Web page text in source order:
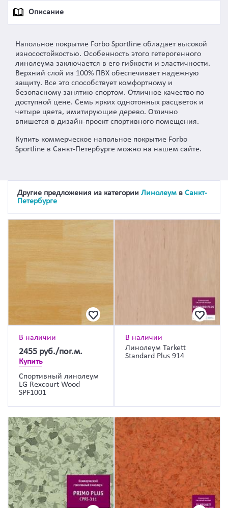
Описание
Напольное покрытие Forbo Sportline обладает высокой
износостойкостью. Особенность этого гетерогенного
линолеума заключается в его гибкости и эластичности.
Верхний слой из 100% ПВХ обеспечивает надежную
защиту. Все это способствует комфортному и
безопасному занятию спортом. Отличное качество по
доступной цене. Семь ярких однотонных расцветок и
четыре цвета, имитирующие дерево. Отлично
впишется в дизайн-проект спортивного помещения.
Купить коммерческое напольное покрытие Forbo
Sportline в Санкт-Петербурге можно на нашем сайте.
Другие предложения из категории Линолеум в Санкт-
Петербурге
В наличии
2455 руб./пог.м.
Купить
Спортивный линолеум
LG Rexcourt Wood
SPF1001
В наличии
Линолеум Tarkett
Standard Plus 914